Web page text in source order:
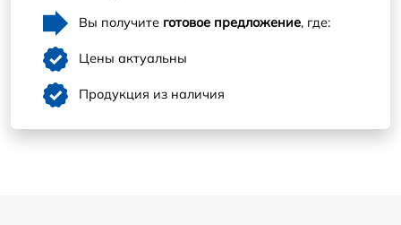
Вы получите готовое предложение, где:
Цены актуальны
Продукция из наличия